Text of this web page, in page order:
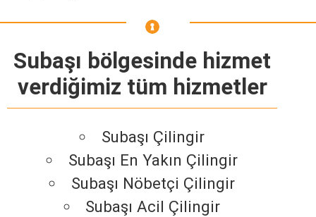
Subaşı bölgesinde hizmet
verdiğimiz tüm hizmetler
Subaşı Çilingir
Subaşı En Yakın Çilingir
Subaşı Nöbetçi Çilingir
Subaşı Acil Çilingir